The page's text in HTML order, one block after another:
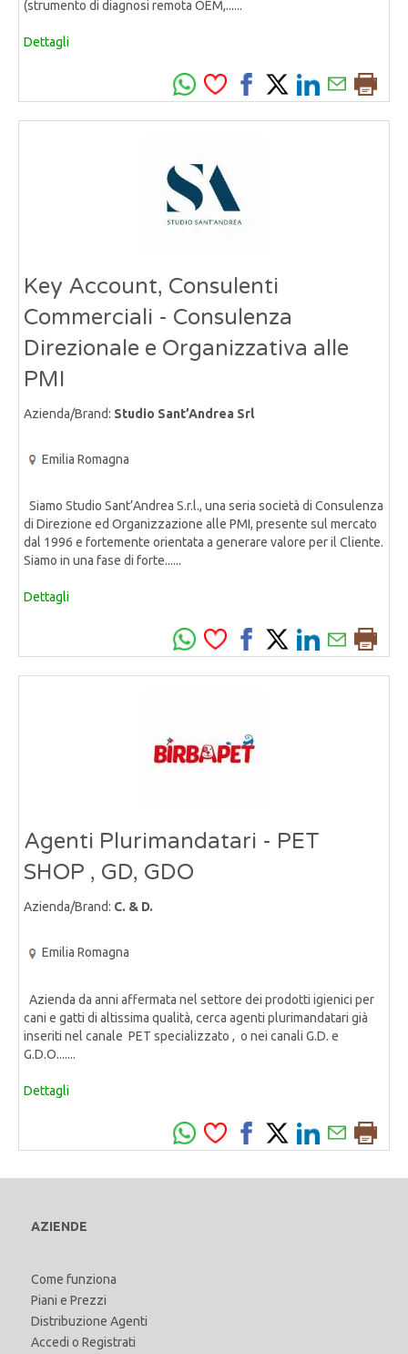
(strumento di diagnosi remota OEM,......
Dettagli
Key Account, Consulenti
Commerciali - Consulenza
Direzionale e Organizzativa alle
PMI
Azienda/Brand: Studio Sant’Andrea Srl
Emilia Romagna
Siamo Studio Sant’Andrea S.r.l., una seria società di Consulenza
di Direzione ed Organizzazione alle PMI, presente sul mercato
dal 1996 e fortemente orientata a generare valore per il Cliente.
Siamo in una fase di forte......
Dettagli
Agenti Plurimandatari - PET
SHOP , GD, GDO
Azienda/Brand: C. & D.
Emilia Romagna
Azienda da anni affermata nel settore dei prodotti igienici per
cani e gatti di altissima qualità, cerca agenti plurimandatari già
inseriti nel canale PET specializzato , o nei canali G.D. e
G.D.O.......
Dettagli
AZIENDE
Come funziona
Piani e Prezzi
Distribuzione Agenti
Accedi o Registrati